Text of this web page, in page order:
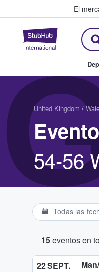
El
United Kingdom /
54-56
Todas las
15eventos en
22 SEPT.